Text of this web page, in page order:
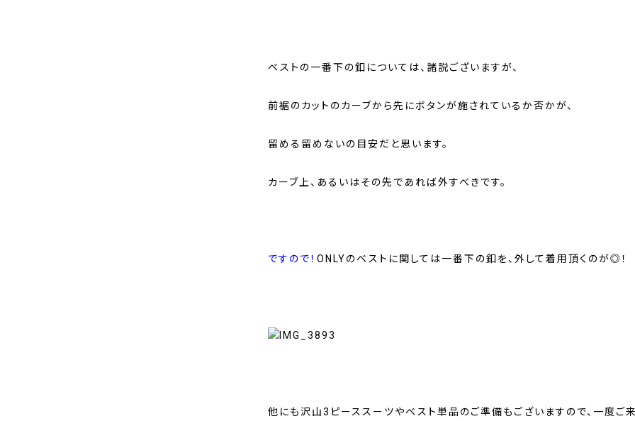
ベストの一番下の釦については、諸説ございますが、
前裾のカットのカーブから先にボタンが施されているか否かが、
留める留めないの目安だと思います。
カーブ上、あるいはその先であれば外すべきです。
ですので！ ONLYのベストに関しては一番下の釦を、外して着用頂くのが◎！
他にも沢山3ピーススーツやベスト単品のご準備もございますので、一度ご